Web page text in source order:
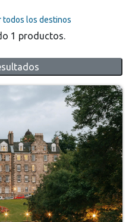
todos los destinos
1 productos.